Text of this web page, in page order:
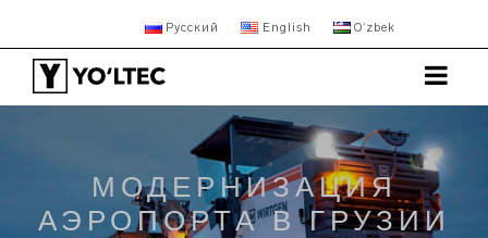
Русский English Oʻzbek
МОДЕРНИЗАЦИЯ
АЭРОПОРТА В ГРУЗИИ